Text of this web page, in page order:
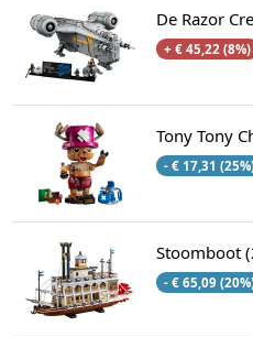
De Razor
+ € 45,22 (8%)
Tony Tony
- € 17,31
Stoomboot
- € 65,09